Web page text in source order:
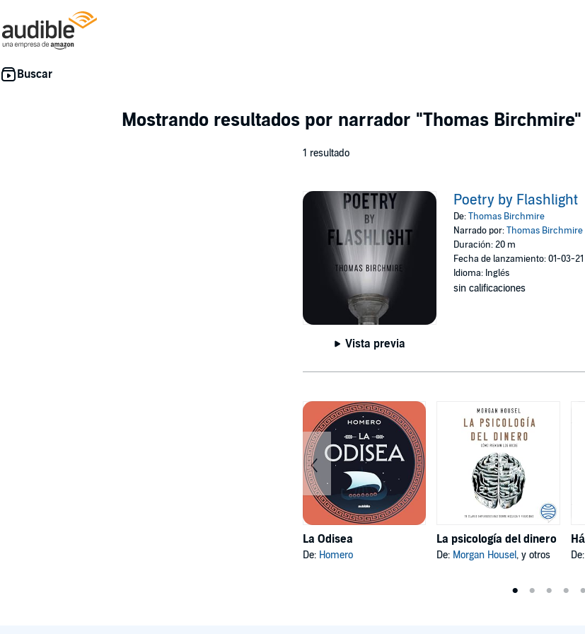
Mostrando resultados por narrador "Thomas Birchmire"
1 resultado
Vista previa
Poetry by Flashlight
De:Thomas Birchmire
Narrado por:Thomas Birchmire
Duración: 20 m
Fecha de lanzamiento: 01-03-21
Idioma: Inglés
sin calificaciones
La Odisea
De: Homero
La psicología del dinero
De: Morgan Housel, y otros De: